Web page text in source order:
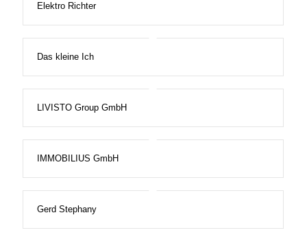
Elektro Richter
Das kleine Ich
LIVISTO Group GmbH
IMMOBILIUS GmbH
Gerd Stephany